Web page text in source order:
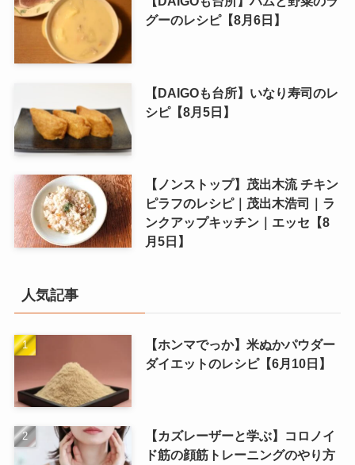
グーのレシピ【8月6日】
【DAIGOも台所】いなり寿司のレ
シピ【8月5日】
【ノンストップ】茂出木流 チキン
ピラフのレシピ｜茂出木浩司｜ラ
ンクアップキッチン｜エッセ【8
月5日】
人気記事
【ホンマでっか】米ぬかパウダー
ダイエットのレシピ【6月10日】
【カズレーザーと学ぶ】コロノイ
ド筋の顔筋トレーニングのやり方